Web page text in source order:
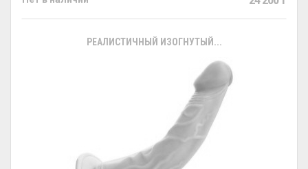
РЕАЛИСТИЧНЫЙ ИЗОГНУТЫЙ...